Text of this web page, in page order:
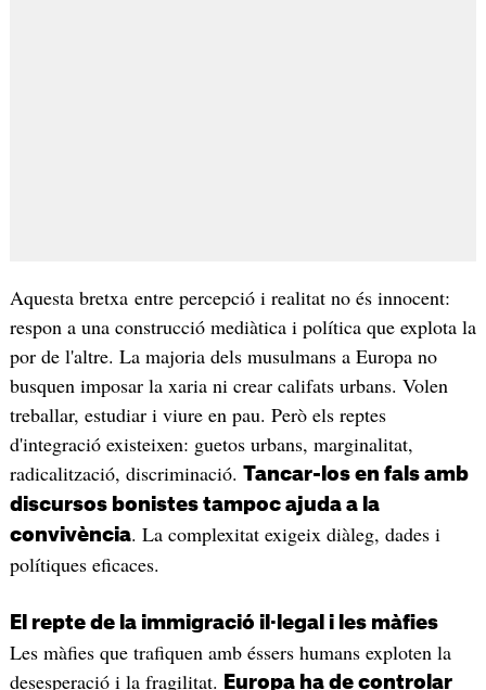
Aquesta bretxa entre percepció i realitat no és innocent:
respon a una construcció mediàtica i política que explota la
por de l'altre. La majoria dels musulmans a Europa no
busquen imposar la xaria ni crear califats urbans. Volen
treballar, estudiar i viure en pau. Però els reptes
d'integració existeixen: guetos urbans, marginalitat,
radicalització, discriminació. Tancar-los en fals amb
discursos bonistes tampoc ajuda a la
convivència. La complexitat exigeix diàleg, dades i
polítiques eficaces.
El repte de la immigració il·legal i les màfies
Les màfies que trafiquen amb éssers humans exploten la
desesperació i la fragilitat.
Europa ha de controlar